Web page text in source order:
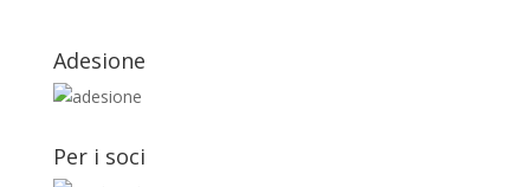
Adesione
Per i soci